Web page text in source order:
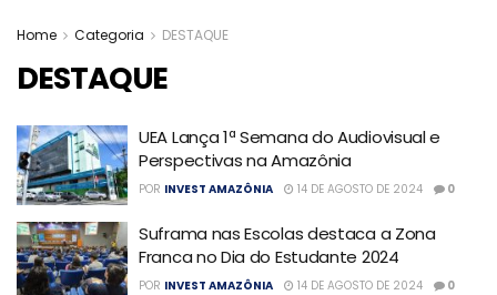
Home Categoria DESTAQUE
DESTAQUE
UEA Lança 1ª Semana do Audiovisual e
Perspectivas na Amazônia
POR INVEST AMAZÔNIA 14 DE AGOSTO DE 2024 0
Suframa nas Escolas destaca a Zona
Franca no Dia do Estudante 2024
POR INVEST AMAZÔNIA 14 DE AGOSTO DE 2024 0